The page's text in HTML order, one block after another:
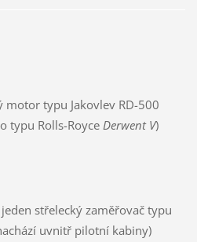
typu Jakovlev RD-500
typu Rolls-Royce Derwent V)
střelecký zaměřovač typu
uvnitř pilotní kabiny)